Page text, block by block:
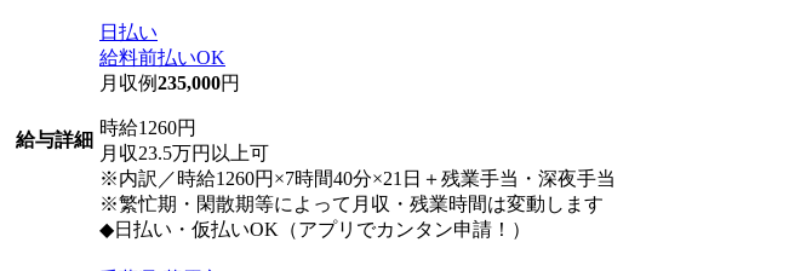
給与詳細
日払い
給料前払いOK
月収例235,000円
時給1260円
月収23.5万円以上可
※内訳／時給1260円×7時間40分×21日＋残業手当・深夜手当
※繁忙期・閑散期等によって月収・残業時間は変動します
◆日払い・仮払いOK（アプリでカンタン申請！）